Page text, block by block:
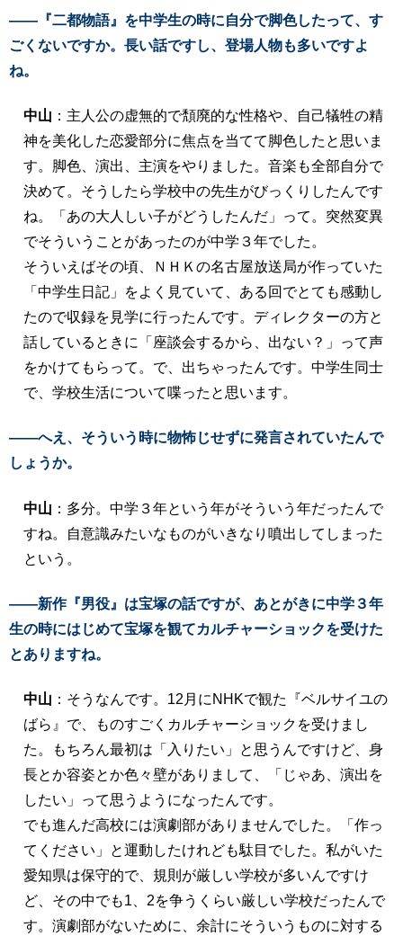
――『二都物語』を中学生の時に自分で脚色したって、す
ごくないですか。長い話ですし、登場人物も多いですよ
ね。
中山 ：主人公の虚無的で頽廃的な性格や、自己犠牲の精
神を美化した恋愛部分に焦点を当てて脚色したと思いま
す。脚色、演出、主演をやりました。音楽も全部自分で
決めて。そうしたら学校中の先生がびっくりしたんです
ね。「あの大人しい子がどうしたんだ」って。突然変異
でそういうことがあったのが中学３年でした。
そういえばその頃、ＮＨＫの名古屋放送局が作っていた
「中学生日記」をよく見ていて、ある回でとても感動し
たので収録を見学に行ったんです。ディレクターの方と
話しているときに「座談会するから、出ない？」って声
をかけてもらって。で、出ちゃったんです。中学生同士
で、学校生活について喋ったと思います。
――へえ、そういう時に物怖じせずに発言されていたんで
しょうか。
中山 ：多分。中学３年という年がそういう年だったんで
すね。自意識みたいなものがいきなり噴出してしまった
という。
――新作『男役』は宝塚の話ですが、あとがきに中学３年
生の時にはじめて宝塚を観てカルチャーショックを受けた
とありますね。
中山 ：そうなんです。12月にNHKで観た『ベルサイユの
ばら』で、ものすごくカルチャーショックを受けまし
た。もちろん最初は「入りたい」と思うんですけど、身
長とか容姿とか色々壁がありまして、「じゃあ、演出を
したい」って思うようになったんです。
でも進んだ高校には演劇部がありませんでした。「作っ
てください」と運動したけれども駄目でした。私がいた
愛知県は保守的で、規則が厳しい学校が多いんですけ
ど、その中でも1、2を争うくらい厳しい学校だったんで
す。演劇部がないために、余計にそういうものに対する